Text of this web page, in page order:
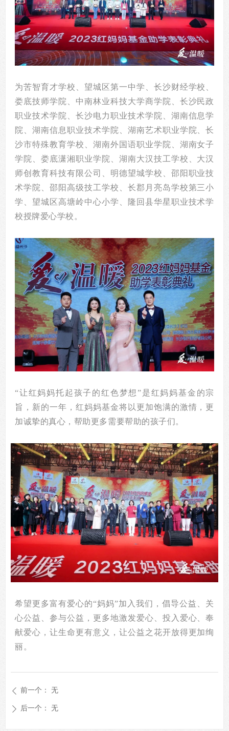
为苦智育才学校、望城区第一中学、长沙财经学校、
娄底技师学院、中南林业科技大学商学院、长沙民政
职业技术学院、长沙电力职业技术学院、湖南信息学
院、湖南信息职业技术学院、湖南艺术职业学院、长
沙市特殊教育学校、湖南外国语职业学院、湖南女子
学院、娄底潇湘职业学院、湖南大汉技工学校、大汉
师创教育科技有限公司、明德望城学校、邵阳职业技
术学院、邵阳高级技工学校、长郡月亮岛学校第三小
学、望城区高塘岭中心小学、隆回县华星职业技术学
校授牌爱心学校。
“让红妈妈托起孩子的红色梦想”是红妈妈基金的宗
旨，新的一年，红妈妈基金将以更加饱满的激情，更
加诚挚的真心，帮助更多需要帮助的孩子们。
希望更多富有爱心的“妈妈”加入我们，倡导公益、关
心公益、参与公益，更多地激发爱心、投入爱心、奉
献爱心，让生命更有意义，让公益之花开放得更加绚
丽。
ꄴ 前一个： 无
ꄲ 后一个： 无